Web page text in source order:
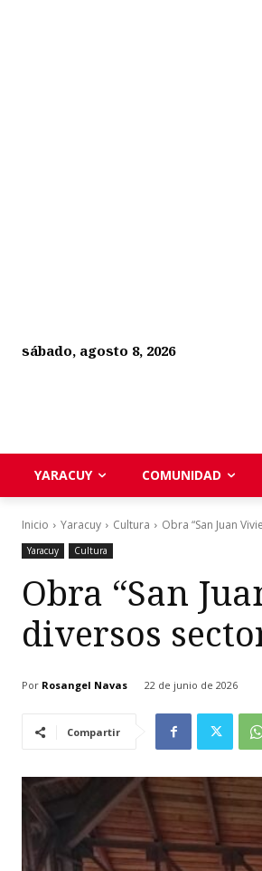
sábado, agosto 8, 2026
YARACUY COMUNIDAD
Inicio Yaracuy Cultura Obra “San Juan
Yaracuy Cultura
Obra “San
diversos
Por Rosangel Navas 22 de junio de 2026
Compartir